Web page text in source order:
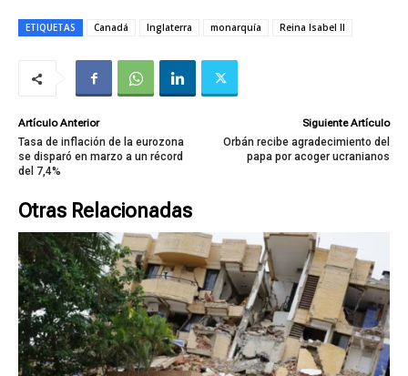
ETIQUETAS Canadá Inglaterra monarquía Reina Isabel II
Artículo Anterior
Tasa de inflación de la eurozona
se disparó en marzo a un récord
del 7,4%
Siguiente Artículo
Orbán recibe agradecimiento del
papa por acoger ucranianos
Otras Relacionadas